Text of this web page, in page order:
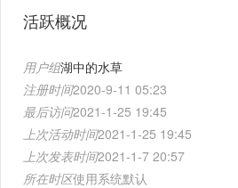
活跃概况
用户组湖中的水草
注册时间2020-9-11 05:23
最后访问2021-1-25 19:45
上次活动时间2021-1-25 19:45
上次发表时间2021-1-7 20:57
所在时区使用系统默认